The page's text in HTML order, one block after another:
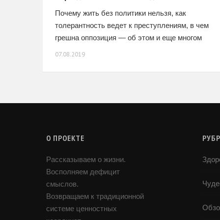
Почему жить без политики нельзя, как
толерантность ведет к преступлениям, в чем
грешна оппозиция — об этом и еще многом
07.08.2019
О ПРОЕКТЕ
Рассказываем о жизни.
Восполняем дефицит
смыслов.
Возвращаем к традиционной
системе ценностных